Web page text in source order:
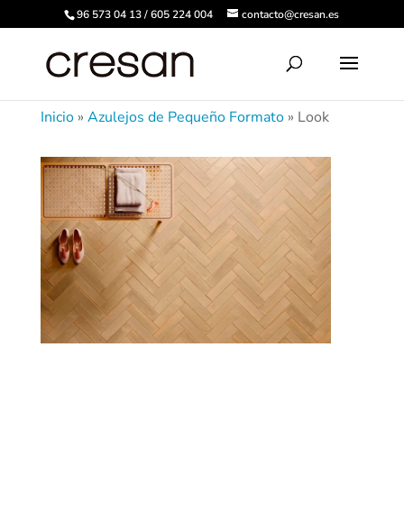
96 573 04 13 / 605 224 004 contacto@cresan.es
Inicio» Azulejos de Pequeño Formato» Look